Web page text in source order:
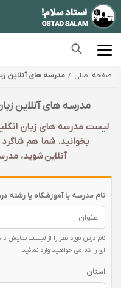
صفحه اصلی مدرسه های آنلاین
مدرسه های آنلاین
لیست مدرسه های زبان
بخوانید. شما هم
آنلاین شوید،
نام مدرسه یا آموزشگاه یا رشته
نام درس مورد نظر را از لیست نمایش
ای را که می خواهید وارد نمائید.
استان